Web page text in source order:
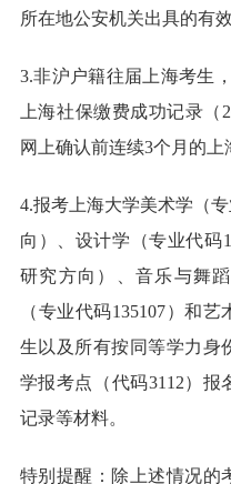
所在地公安机关出具的有
3.非沪户籍往届上海考生
上海社保缴费成功记录（
网上确认前连续3个月的上
4.报考上海大学美术学（
向）、设计学（专业代码
研究方向）、音乐与舞
（专业代码135107）和
生以及所有按同等学力身
学报考点（代码3112）报
记录等材料。
特别提醒：除上述情况的